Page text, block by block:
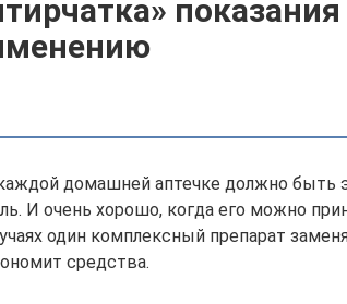
домашней аптечке должно быть
И очень хорошо, когда его можно
один комплексный препарат
средства.